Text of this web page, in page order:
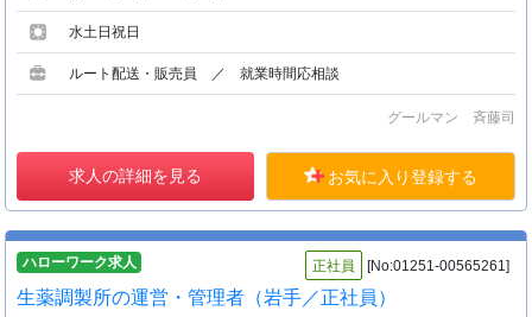
水土日祝日
ルート配送・販売員 ／ 就業時間応相談
グールマン 斉藤司
求人の詳細を見る お気に入り登録する
ハローワーク求人 正社員 [No:01251-00565261]
生薬調製所の運営・管理者（岩手／正社員）